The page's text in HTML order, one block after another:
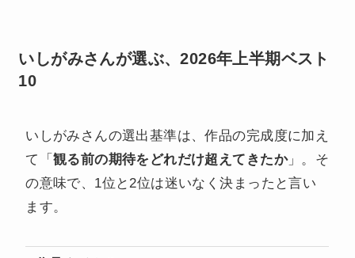
いしがみさんが選ぶ、2026年上半期ベスト
10
いしがみさんの選出基準は、作品の完成度に加え
て「観る前の期待をどれだけ超えてきたか」。そ
の意味で、1位と2位は迷いなく決まったと言い
ます。